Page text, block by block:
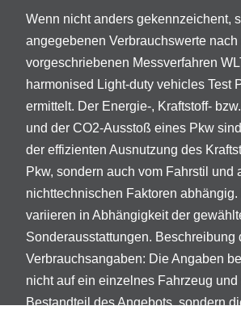
Wenn nicht anders gekennzeichent,
angegebenen Verbrauchswerte nach
vorgeschriebenen Messverfahren
harmonised Light-duty vehicles Test
ermittelt. Der Energie-, Kraftstoff-
und der CO2-Ausstoß eines Pkw
der effizienten Ausnutzung des
Pkw, sondern auch vom Fahrstil und
nichttechnischen Faktoren abhängig.
variieren in Abhängigkeit der
Sonderausstattungen. Beschreibung
Verbrauchsangaben: Die Angaben
nicht auf ein einzelnes Fahrzeug
Bestandteil des Angebots, sondern